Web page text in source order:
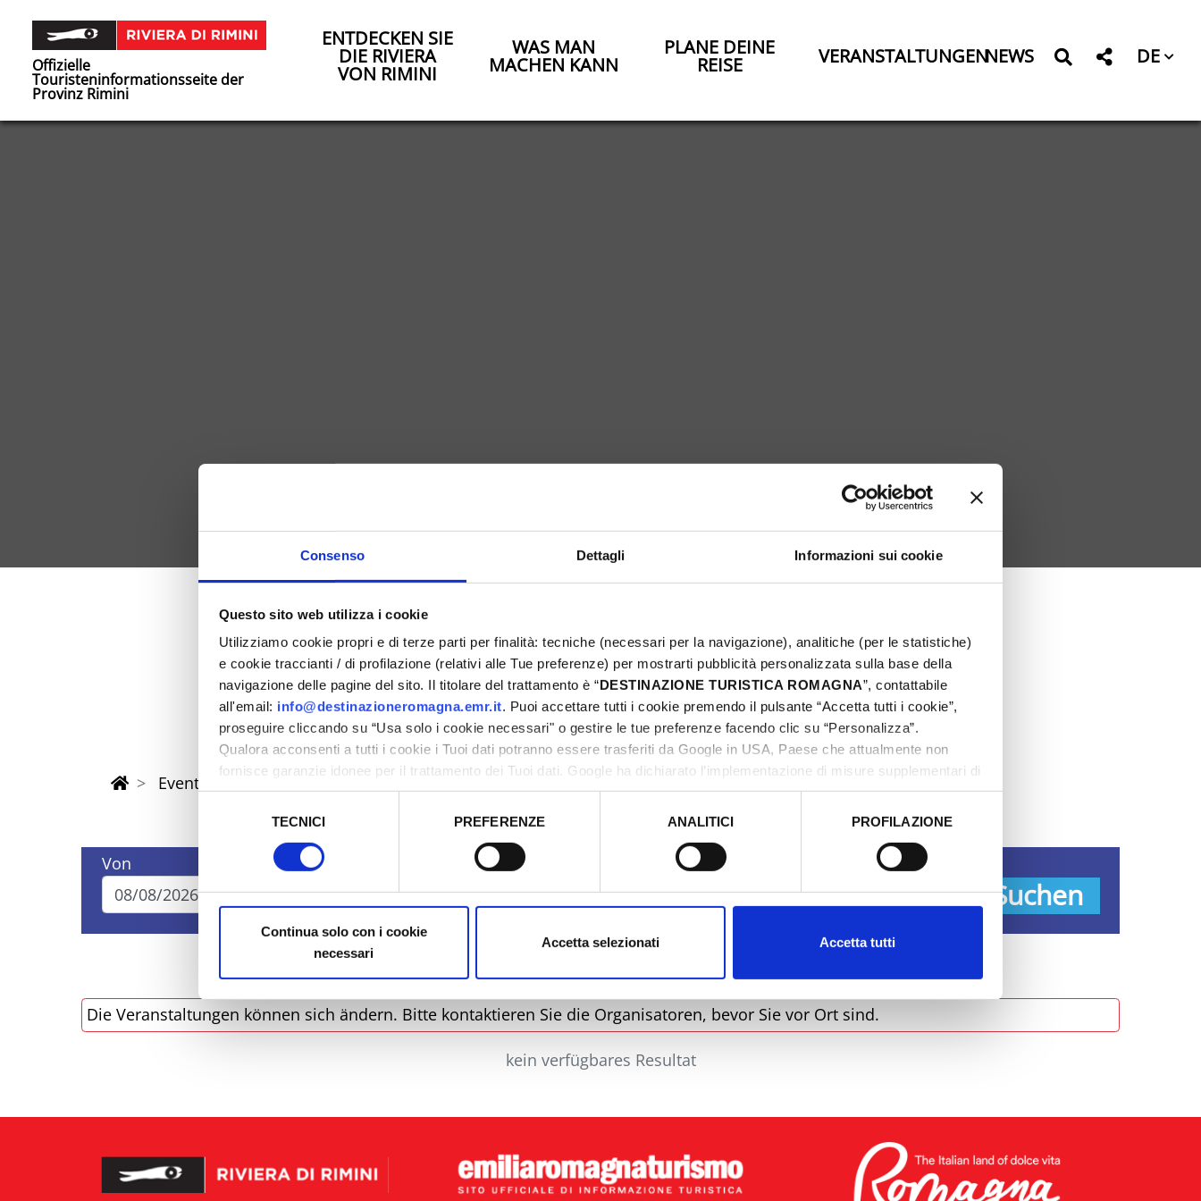
Consenso Dettagli Informazioni sui cookie
Questo sito web utilizza i cookie
Utilizziamo cookie propri e di terze parti per finalità: tecniche (necessari per la navigazione), analitiche (per le statistiche)
e cookie traccianti / di profilazione (relativi alle Tue preferenze) per mostrarti pubblicità personalizzata sulla base della
navigazione delle pagine del sito. Il titolare del trattamento è “DESTINAZIONE TURISTICA ROMAGNA”, contattabile
all'email: info@destinazioneromagna.emr.it. Puoi accettare tutti i cookie premendo il pulsante “Accetta tutti i cookie”,
proseguire cliccando su “Usa solo i cookie necessari" o gestire le tue preferenze facendo clic su “Personalizza”.
Qualora acconsenti a tutti i cookie i Tuoi dati potranno essere trasferiti da Google in USA, Paese che attualmente non
fornisce garanzie idonee per il trattamento dei Tuoi dati. Google ha dichiarato l’implementazione di misure supplementari di
sicurezza a Tutela dei navigatori, che abbiamo valutato essere sufficienti.
TECNICI PREFERENZE ANALITICI PROFILAZIONE
Continua solo con i cookie
necessari
Accetta selezionati Accetta tutti
Offizielle
Touristeninformationsseite der
Provinz Rimini
ENTDECKEN SIE
DIE RIVIERA
VON RIMINI
WAS MAN
MACHEN KANN
PLANE DEINE
REISE VERANSTALTUNGENNEWS DE
Feder 2025
in der Provinz Rimini
Eventi Primavera 2025
Eventi di Primavera Riviera Rimini
Von Bis Stadt
Suchen
Die Veranstaltungen können sich ändern. Bitte kontaktieren Sie die Organisatoren, bevor Sie vor Ort sind.
kein verfügbares Resultat